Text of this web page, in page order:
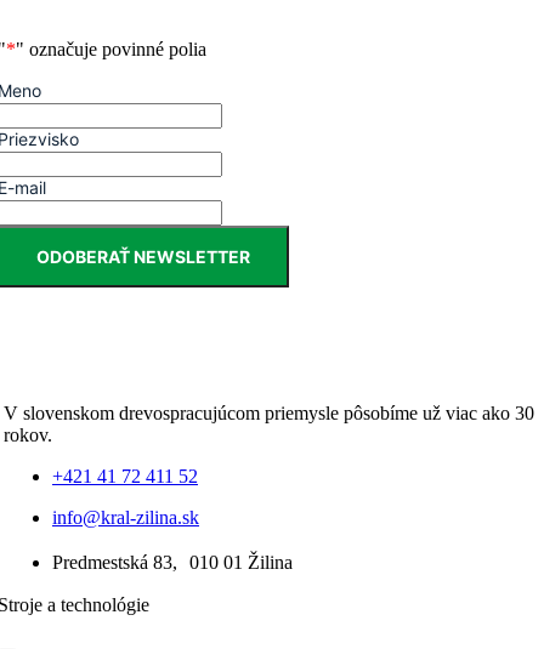
*" označuje povinné polia
mail
ODOBERAŤ NEWSLETTER
V slovenskom drevospracujúcom priemysle pôsobíme už viac ako 30
rokov.
+421 41 72 411 52
info@kral-zilina.sk
Predmestská 83, 010 01 Žilina
a technológie